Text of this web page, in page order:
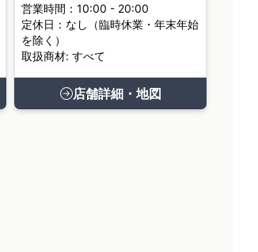
営業時間：10:00 - 20:00
定休日：なし（臨時休業・年末年始
を除く）
取扱商材: すべて
店舗詳細・地図